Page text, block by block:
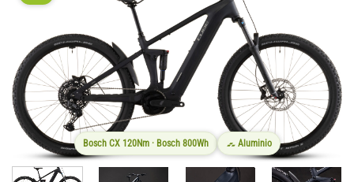
Bosch CX 120Nm · Bosch 800Wh Aluminio